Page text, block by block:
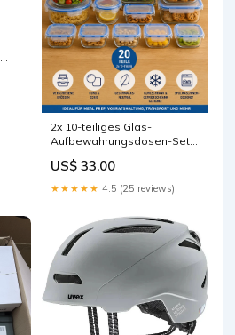
2x 10-teiliges Glas-
Aufbewahrungsdosen-Set –
imported eBay
US$ 33.00
★★★★★ 4.5 (25 reviews)